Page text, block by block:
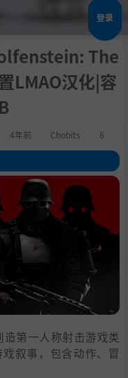
登录
The
LMAO汉化|容
4年前 Chobits 6
第一人称射击游戏类
叙事，包含动作、冒